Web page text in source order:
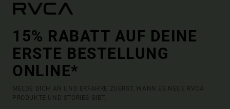
15% RABATT AUF DEINE
ERSTE BESTELLUNG
ONLINE*
MELDE DICH AN UND ERFAHRE ZUERST, WANN ES NEUE RVCA
PRODUKTE UND STORIES GIBT.